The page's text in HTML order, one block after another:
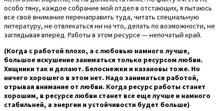
особо тяну, каждое собрание мой отдел в отстающих, я пытаюсь
все своё внимание перенаправить туда, читать специальную
литературу, не отвлекаться ни на что, делать по возможности, не
заглядывая вперёд. Работы в этом ресурсе — непочатый край.
(Когда с работой плохо, а с любовью намного лучше,
большое искушение заниматься только ресурсом любви.
Хищники так и делают. Белоснежки и казановы тоже. Но
ничего хорошего в этом нет. Надо заниматься работой,
отрывая внимание от любви. Когда ресурс работы станет
хорошим, в ресурсе любви станет все еще лучше и намного
стабильней, а энергии и устойчивости будет больше)